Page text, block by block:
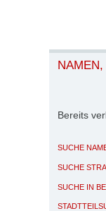
Bereits
SUCHE
SUCHE
SUCHE IN